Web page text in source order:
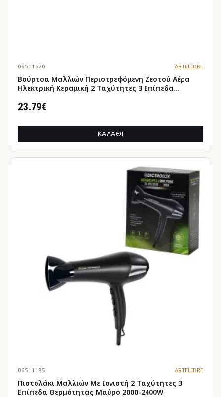
06511520 ARTELIBRE
Βούρτσα Μαλλιών Περιστρεφόμενη Ζεστού Αέρα
Ηλεκτρική Κεραμική 2 Ταχύτητες 3 Επίπεδα
23.79€
ΚΑΛΆΘΙ
06511185 ARTELIBRE
Πιστολάκι Μαλλιών Με Ιονιστή 2 Ταχύτητες 3
Επίπεδα Θερμότητας Μαύρο 2000-2400W